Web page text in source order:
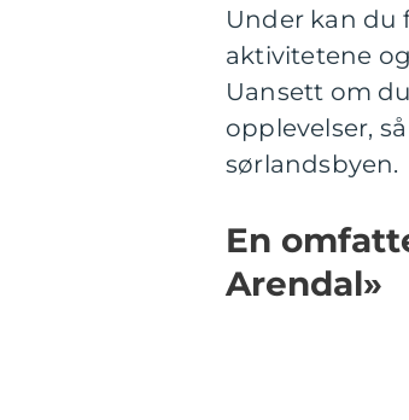
Under kan du
aktivitetene
Uansett om
opplevelser,
sørlandsbyen.
En
Arendal»